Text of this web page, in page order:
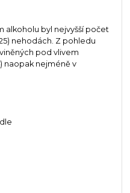
alkoholu byl nejvyšší počet
nehodách. Z pohledu
pod vlivem
naopak nejméně v